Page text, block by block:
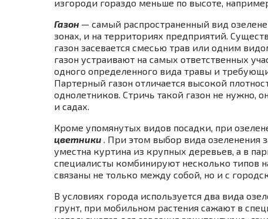
изгороди гораздо меньше по высоте,
Газон — самый распространенный вид
зонах, и на территориях предприятий.
газон засевается смесью трав или одним
газон устраивают на самых ответственных
одного определенного вида травы и
Партерный газон отличается высокой
однолетников. Стричь такой газон не нужно,
и садах.
Кроме упомянутых видов посадки, при
цветники . При этом выбор вида озеленения
уместна куртина из крупных деревьев, а в
специалисты комбинируют несколько типов
связаны не только между собой, но и с
В условиях города используется два вида
грунт, при мобильном растения сажают в